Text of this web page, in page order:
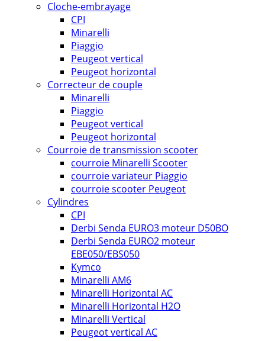
Cloche-embrayage
CPI
Minarelli
Piaggio
Peugeot vertical
Peugeot horizontal
Correcteur de couple
Minarelli
Piaggio
Peugeot vertical
Peugeot horizontal
Courroie de transmission scooter
courroie Minarelli Scooter
courroie variateur Piaggio
courroie scooter Peugeot
Cylindres
CPI
Derbi Senda EURO3 moteur D50BO
Derbi Senda EURO2 moteur
EBE050/EBS050
Kymco
Minarelli AM6
Minarelli Horizontal AC
Minarelli Horizontal H2O
Minarelli Vertical
Peugeot vertical AC